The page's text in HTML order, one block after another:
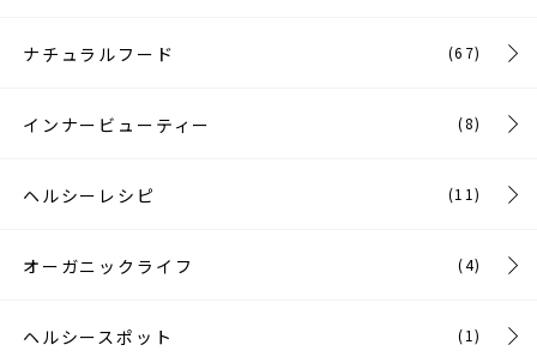
ナチュラルフード (67)
インナービューティー (8)
ヘルシーレシピ (11)
オーガニックライフ (4)
ヘルシースポット (1)